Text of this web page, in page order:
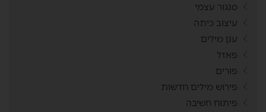
סנגור עצמי
עיצוב כיתה
ענן מילים
פאזל
פורים
פירוש מילים חדשות
פיתוח חשיבה